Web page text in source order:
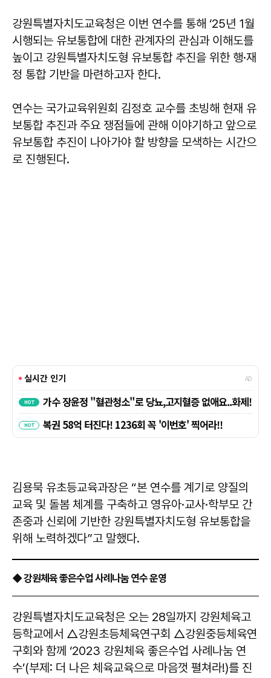
강원특별자치도교육청은 이번 연수를 통해 ‘25년 1월
시행되는 유보통합에 대한 관계자의 관심과 이해도를
높이고 강원특별자치도형 유보통합 추진을 위한 행·재
정 통합 기반을 마련하고자 한다.
연수는 국가교육위원회 김정호 교수를 초빙해 현재 유
보통합 추진과 주요 쟁점들에 관해 이야기하고 앞으로
유보통합 추진이 나아가야 할 방향을 모색하는 시간으
로 진행된다.
김용묵 유초등교육과장은 “본 연수를 계기로 양질의
교육 및 돌봄 체계를 구축하고 영유아·교사·학부모 간
존중과 신뢰에 기반한 강원특별자치도형 유보통합을
위해 노력하겠다”고 말했다.
◆ 강원체육 좋은수업 사례나눔 연수 운영
강원특별자치도교육청은 오는 28일까지 강원체육고
등학교에서 △강원초등체육연구회 △강원중등체육연
구회와 함께 ‘2023 강원체육 좋은수업 사례나눔 연
수’(부제: 더 나은 체육교육으로 마음껏 펼쳐라!)를 진